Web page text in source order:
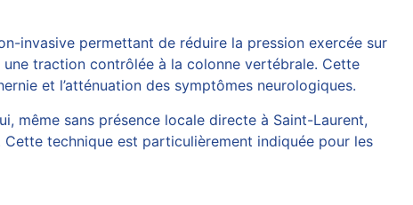
invasive permettant de réduire la pression exercée sur
traction contrôlée à la colonne vertébrale. Cette
et l’atténuation des symptômes neurologiques.
même sans présence locale directe à Saint-Laurent,
technique est particulièrement indiquée pour les